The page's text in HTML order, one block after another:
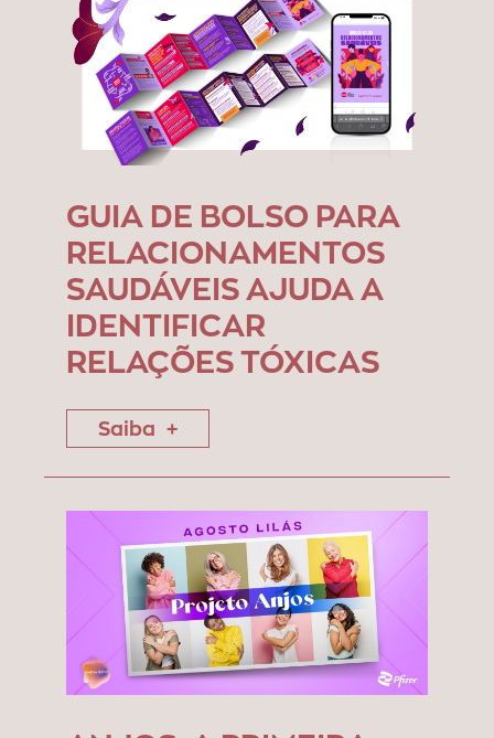
GUIA DE BOLSO PARA
RELACIONAMENTOS
SAUDÁVEIS AJUDA A
IDENTIFICAR
RELAÇÕES TÓXICAS
Saiba